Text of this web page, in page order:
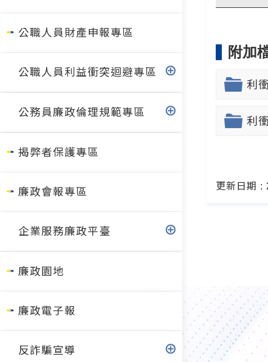
公職人員財產申報專區
公職人員利益衝突迴避專區
公務員廉政倫理規範專區
揭弊者保護專區
廉政會報專區
企業服務廉政平臺
廉政園地
廉政電子報
反詐騙宣導
附加
利
利
更新日期 :